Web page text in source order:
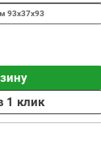
93х37х93
1 клик